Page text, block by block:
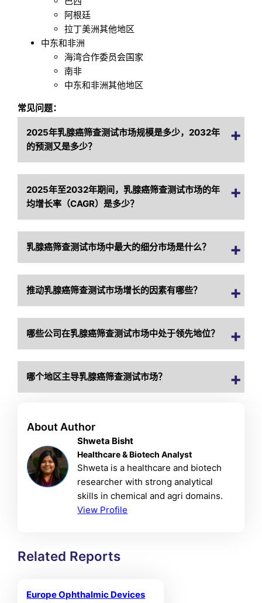
阿根廷
拉丁美洲其他地区
中东和非洲
海湾合作委员会国家
南非
中东和非洲其他地区
常见问题：
2025年乳腺癌筛查测试市场规模是多少，2032年
的预测又是多少？
2025年至2032年期间，乳腺癌筛查测试市场的年
均增长率（CAGR）是多少？
乳腺癌筛查测试市场中最大的细分市场是什么？
推动乳腺癌筛查测试市场增长的因素有哪些？
哪些公司在乳腺癌筛查测试市场中处于领先地位？
哪个地区主导乳腺癌筛查测试市场？
About Author
Shweta Bisht
Healthcare & Biotech Analyst
Shweta is a healthcare and biotech
researcher with strong analytical
skills in chemical and agri domains.
View Profile
Related Reports
Europe Ophthalmic Devices